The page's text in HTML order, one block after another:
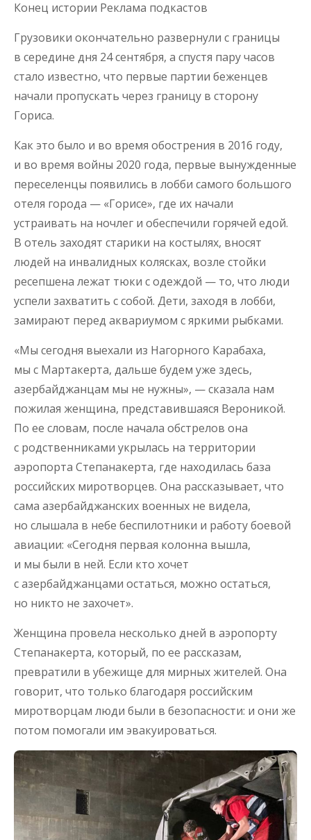
Конец истории Реклама подкастов
Грузовики окончательно развернули с границы
в середине дня 24 сентября, а спустя пару часов
стало известно, что первые партии беженцев
начали пропускать через границу в сторону
Гориса.
Как это было и во время обострения в 2016 году,
и во время войны 2020 года, первые вынужденные
переселенцы появились в лобби самого большого
отеля города — «Горисе», где их начали
устраивать на ночлег и обеспечили горячей едой.
В отель заходят старики на костылях, вносят
людей на инвалидных колясках, возле стойки
ресепшена лежат тюки с одеждой — то, что люди
успели захватить с собой. Дети, заходя в лобби,
замирают перед аквариумом с яркими рыбками.
«Мы сегодня выехали из Нагорного Карабаха,
мы с Мартакерта, дальше будем уже здесь,
азербайджанцам мы не нужны», — сказала нам
пожилая женщина, представившаяся Вероникой.
По ее словам, после начала обстрелов она
с родственниками укрылась на территории
аэропорта Степанакерта, где находилась база
российских миротворцев. Она рассказывает, что
сама азербайджанских военных не видела,
но слышала в небе беспилотники и работу боевой
авиации: «Сегодня первая колонна вышла,
и мы были в ней. Если кто хочет
с азербайджанцами остаться, можно остаться,
но никто не захочет».
Женщина провела несколько дней в аэропорту
Степанакерта, который, по ее рассказам,
превратили в убежище для мирных жителей. Она
говорит, что только благодаря российским
миротворцам люди были в безопасности: и они же
потом помогали им эвакуироваться.